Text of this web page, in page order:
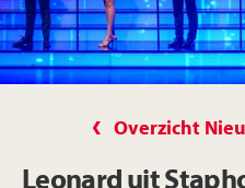
Overzicht
Leonard uit